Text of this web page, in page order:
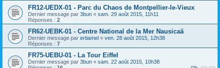
FR12-UEDX-01 - Parc du Chaos de Montpellier-le-Vieux
Dernier message par 3bun « sam. 29 août 2015, 11h11
Réponses : 2
FR62-UEBK-01 - Centre National de la Mer Nausicaä
Dernier message par ertiamel « ven. 28 août 2015, 12h38
Réponses : 7
FR75-UEBU-01 - La Tour Eiffel
Dernier message par 3bun « sam. 22 août 2015, 10h38